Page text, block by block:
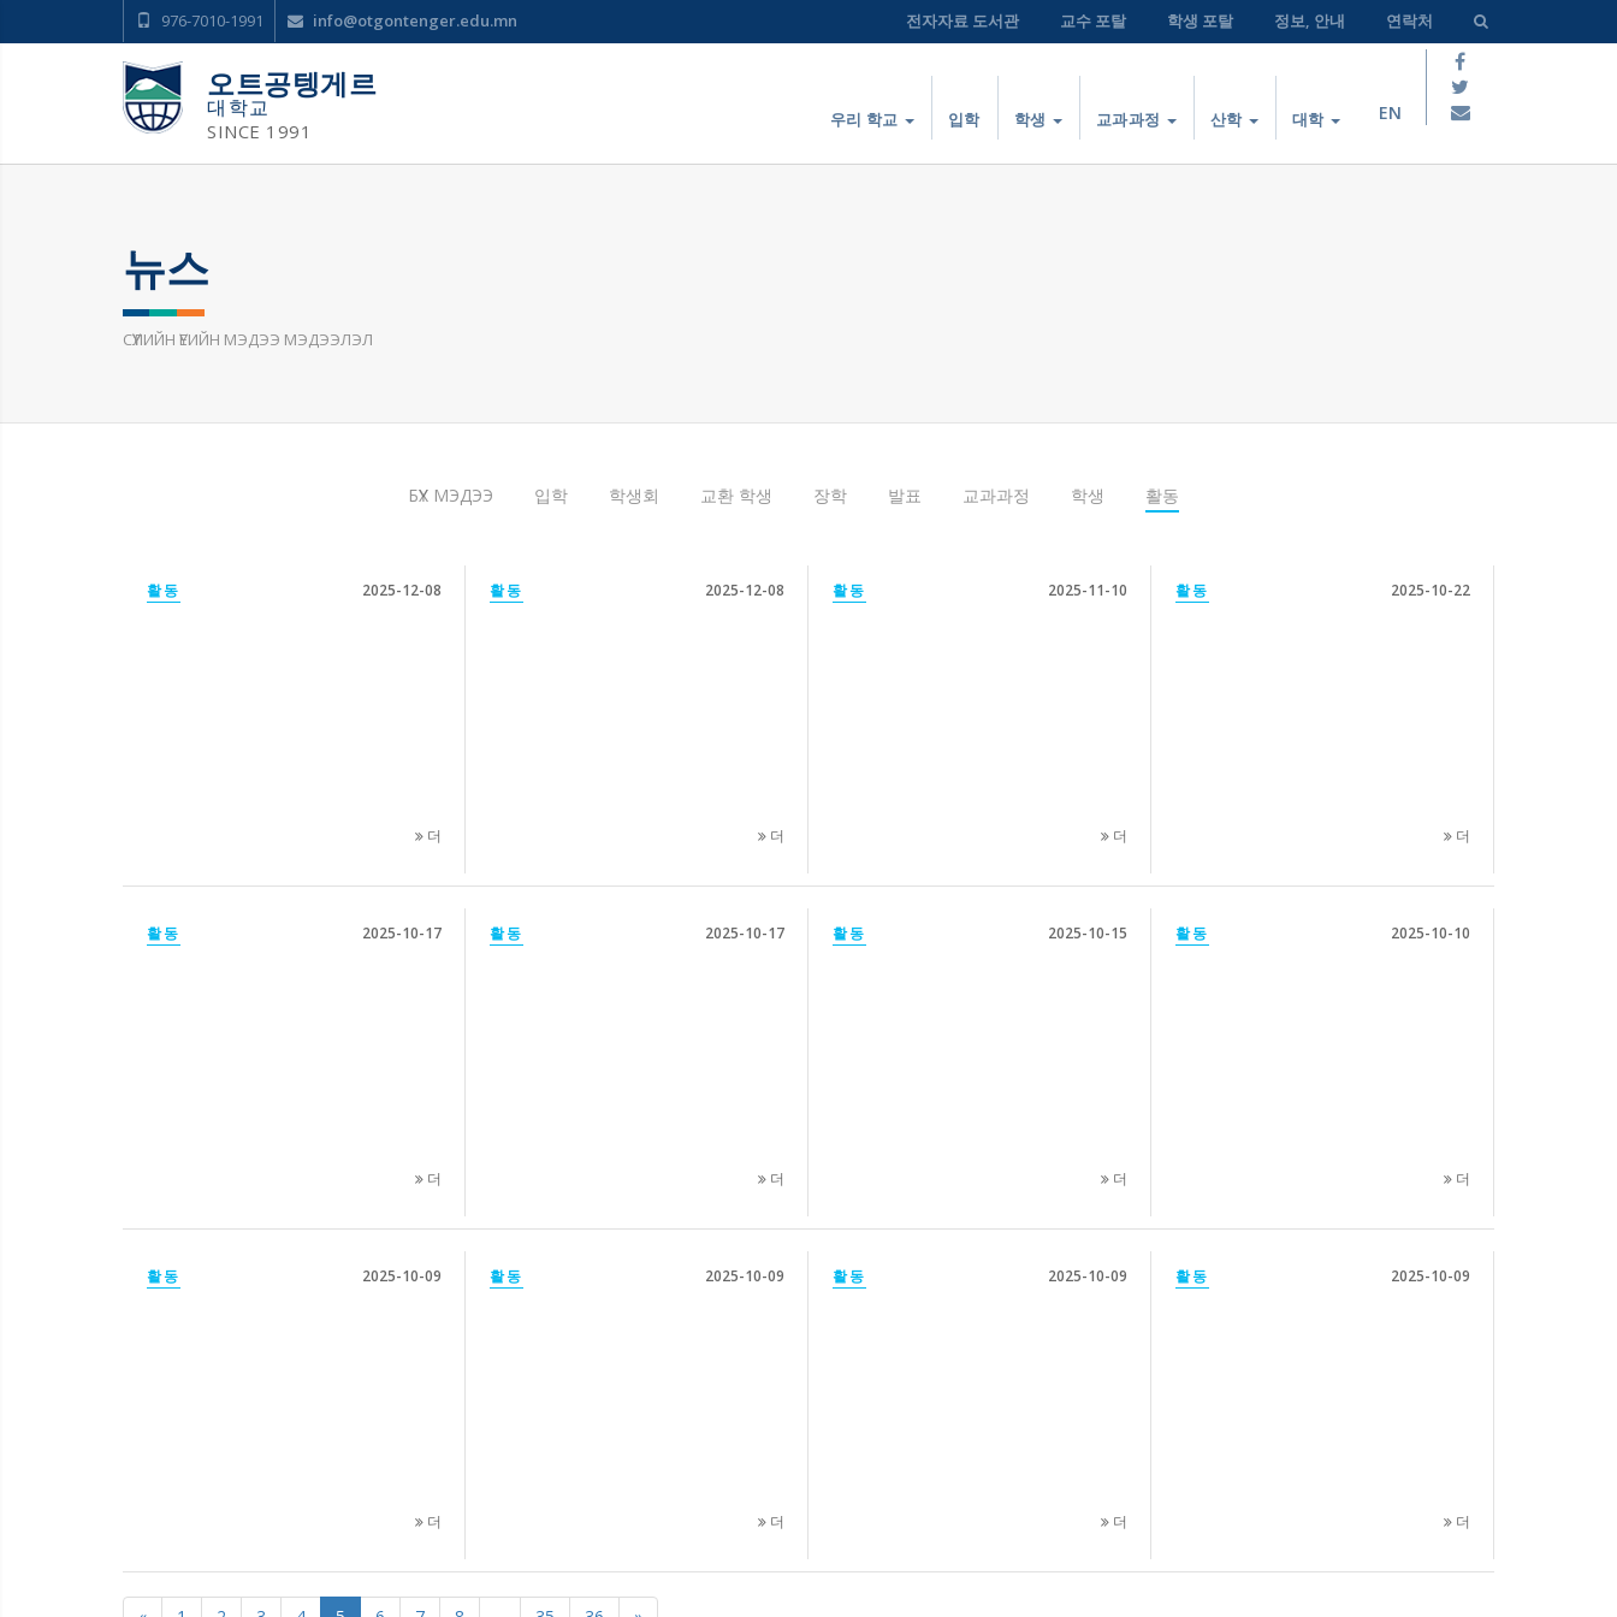
976-7010-1991 info@otgontenger.edu.mn 전자자료 도서관 교수 포탈 학생 포탈 정보, 안내 연락처
오트공텡게르
대학교
SINCE 1991 우리 학교 입학 학생 교과과정 산학 대학 EN
뉴스
СҮҮЛИЙН ҮЕИЙН МЭДЭЭ МЭДЭЭЛЭЛ
БҮХ МЭДЭЭ 입학 학생회 교환 학생 장학 발표 교과과정 학생 활동
활동 2025-12-08
더
활동 2025-12-08
더
활동 2025-11-10
더
활동 2025-10-22
더
활동 2025-10-17
더
활동 2025-10-17
더
활동 2025-10-15
더
활동 2025-10-10
더
활동 2025-10-09
더
활동 2025-10-09
더
활동 2025-10-09
더
활동 2025-10-09
더